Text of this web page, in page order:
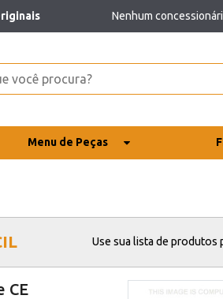
Nenhum
Menu de Peças
Use sua lista de produtos
CE